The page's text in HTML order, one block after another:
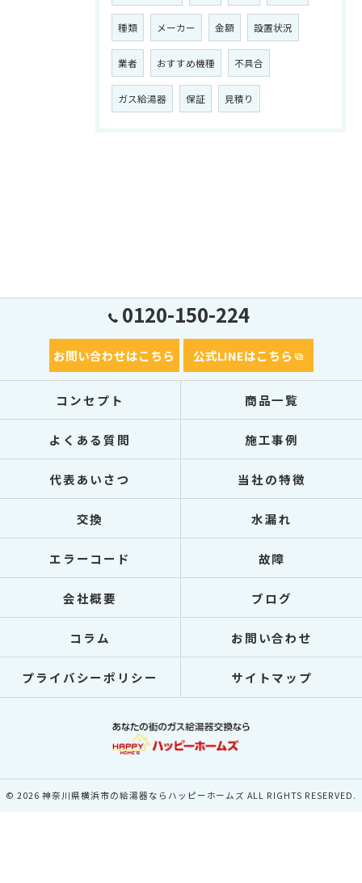
種類 メーカー 金額 設置状況
業者 おすすめ機種 不具合
ガス給湯器 保証 見積り
0120-150-224
お問い合わせはこちら 公式LINEはこちら
コンセプト 商品一覧
よくある質問 施工事例
代表あいさつ 当社の特徴
交換 水漏れ
エラーコード 故障
会社概要 ブログ
コラム お問い合わせ
プライバシーポリシー サイトマップ
© 2026 神奈川県横浜市の給湯器ならハッピーホームズ ALL RIGHTS RESERVED.